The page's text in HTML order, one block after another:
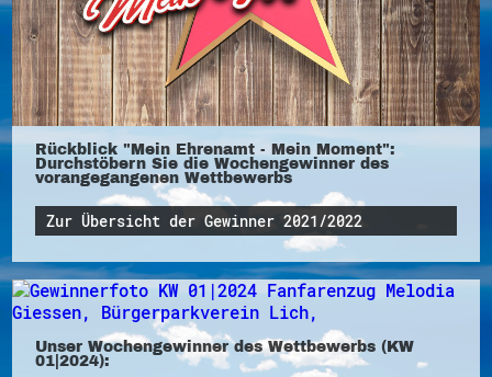
Rückblick "Mein Ehrenamt - Mein Moment":
Durchstöbern Sie die Wochengewinner des
vorangegangenen Wettbewerbs
Zur Übersicht der Gewinner 2021/2022
Unser Wochengewinner des Wettbewerbs (KW
01|2024):